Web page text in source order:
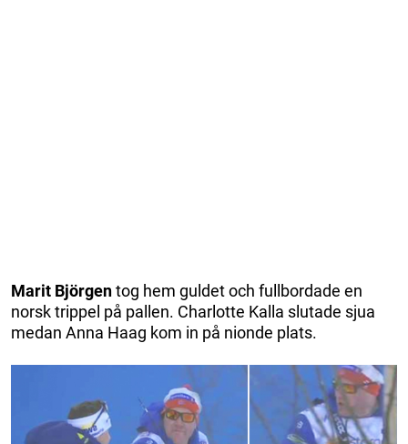
Marit Björgentog hem guldet och fullbordade en
norsk trippel på pallen. Charlotte Kalla slutade sjua
medan Anna Haag kom in på nionde plats.